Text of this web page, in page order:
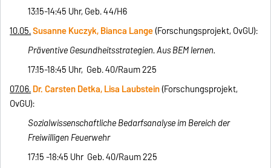
13:15-14:45 Uhr, Geb. 44/H6
10.05.Susanne Kuczyk, Bianca Lange(Forschungsprojekt, OvGU):
Präventive Gesundheitsstrategien. Aus BEM lernen.
17:15-18:45 Uhr, Geb. 40/Raum 225
07.06.Dr. Carsten Detka, Lisa Laubstein(Forschungsprojekt,
OvGU):
Sozialwissenschaftliche Bedarfsanalyse im Bereich der
Freiwilligen Feuerwehr
17:15 -18:45 Uhr Geb. 40/Raum 225